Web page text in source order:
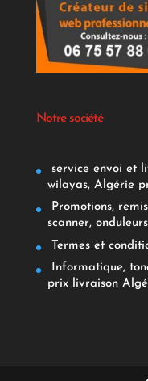
Notre société
service envoi et
wilayas, Algérie
Promotions,
scanner, onduleurs
Termes et
Informatique,
prix livraison